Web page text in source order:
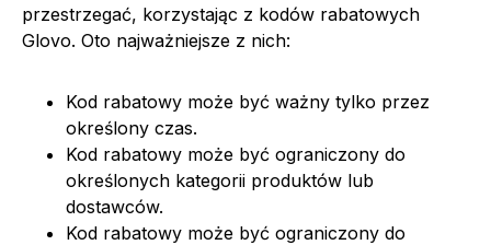
przestrzegać, korzystając z kodów rabatowych
Glovo. Oto najważniejsze z nich:
Kod rabatowy może być ważny tylko przez
określony czas.
Kod rabatowy może być ograniczony do
określonych kategorii produktów lub
dostawców.
Kod rabatowy może być ograniczony do